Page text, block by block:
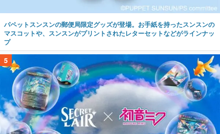
パペットスンスンの郵便局限定グッズが登場。お手紙を持ったスンスンの
マスコットや、スンスンがプリントされたレターセットなどがラインナッ
プ
5